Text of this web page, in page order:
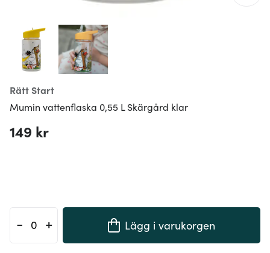
Rätt Start
Mumin vattenflaska 0,55 L Skärgård klar
149 kr
- + Lägg i varukorgen